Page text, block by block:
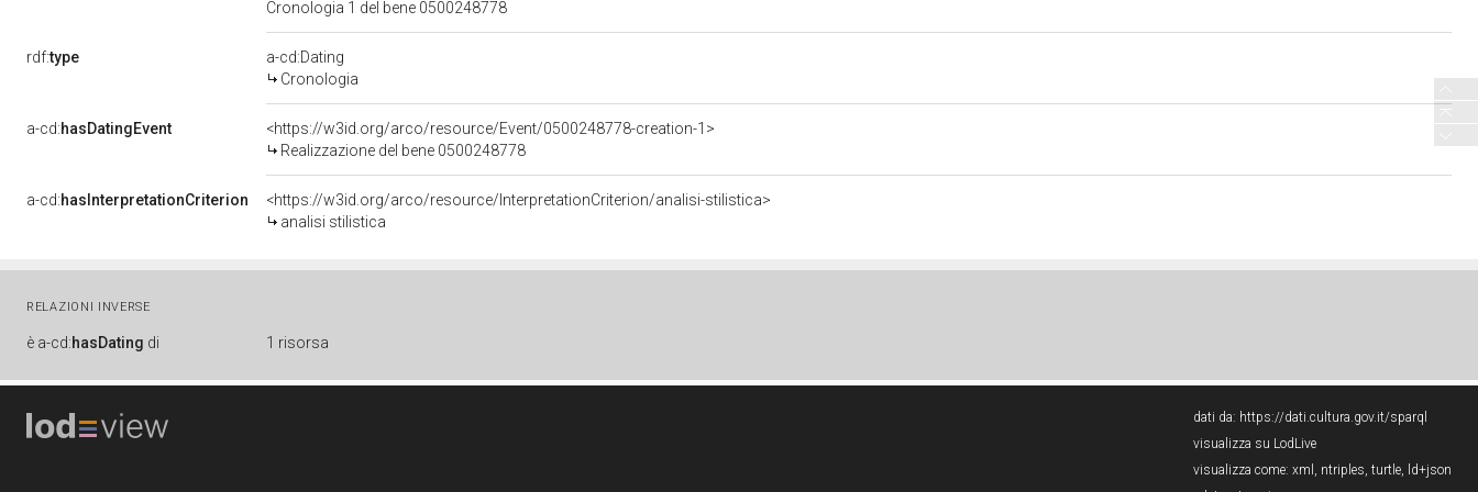
Cronologia 1 del bene 0500248778
rdf:type
a-cd:Dating
Cronologia
a-cd:hasDatingEvent
<https://w3id.org/arco/resource/Event/0500248778-creation-1>
Realizzazione del bene 0500248778
a-cd:hasInterpretationCriterion
<https://w3id.org/arco/resource/InterpretationCriterion/analisi-stilistica>
analisi stilistica
RELAZIONI INVERSE
è a-cd:hasDating di 1 risorsa
dati da: https://dati.cultura.gov.it/sparql
visualizza su LodLive
visualizza come: xml , ntriples, turtle, ld+json